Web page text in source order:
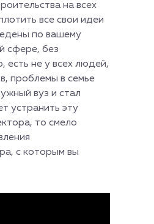
на всех
все свои идеи
по вашему
сфере, без
есть не у всех людей,
проблемы в семье
вуз и стал
устранить эту
то смело
с которым вы